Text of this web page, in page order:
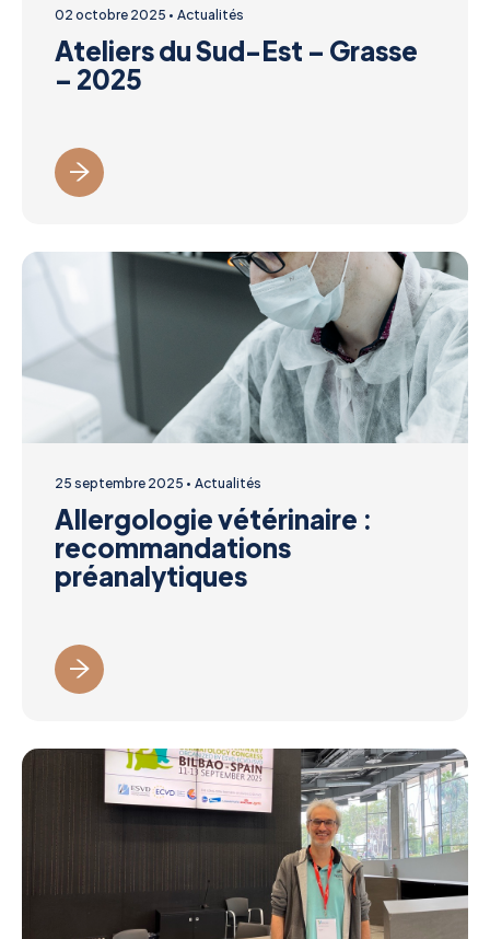
02 octobre 2025 Actualités
Ateliers du Sud-Est – Grasse
– 2025
25 septembre 2025 Actualités
Allergologie vétérinaire :
recommandations
préanalytiques